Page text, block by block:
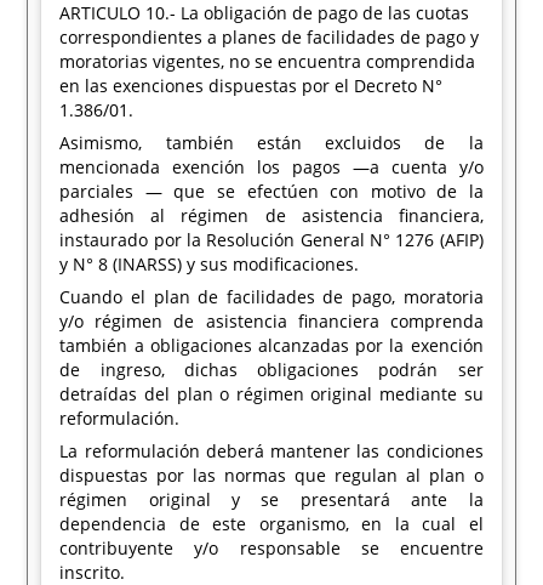
ARTICULO 10.- La obligación de pago de las cuotas
correspondientes a planes de facilidades de pago y
moratorias vigentes, no se encuentra comprendida
en las exenciones dispuestas por el Decreto N°
1.386/01.
Asimismo, también están excluidos de la
mencionada exención los pagos —a cuenta y/o
parciales — que se efectúen con motivo de la
adhesión al régimen de asistencia financiera,
instaurado por la Resolución General N° 1276 (AFIP)
y N° 8 (INARSS) y sus modificaciones.
Cuando el plan de facilidades de pago, moratoria
y/o régimen de asistencia financiera comprenda
también a obligaciones alcanzadas por la exención
de ingreso, dichas obligaciones podrán ser
detraídas del plan o régimen original mediante su
reformulación.
La reformulación deberá mantener las condiciones
dispuestas por las normas que regulan al plan o
régimen original y se presentará ante la
dependencia de este organismo, en la cual el
contribuyente y/o responsable se encuentre
inscrito.